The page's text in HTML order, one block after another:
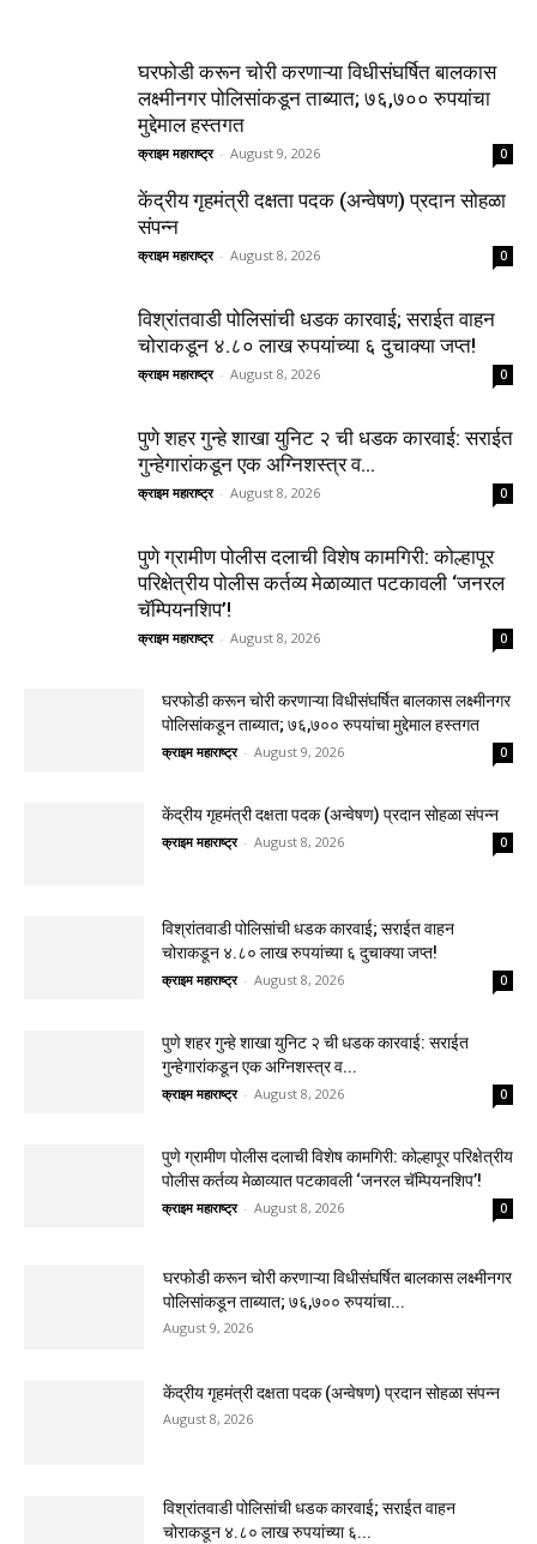
घरफोडी करून चोरी करणाऱ्या विधीसंघर्षित बालकास
लक्ष्मीनगर पोलिसांकडून ताब्यात; ७६,७०० रुपयांचा
मुद्देमाल हस्तगत
क्राइम महाराष्ट्र - August 9, 2026 0
केंद्रीय गृहमंत्री दक्षता पदक (अन्वेषण) प्रदान सोहळा
संपन्न
क्राइम महाराष्ट्र - August 8, 2026 0
विश्रांतवाडी पोलिसांची धडक कारवाई; सराईत वाहन
चोराकडून ४.८० लाख रुपयांच्या ६ दुचाक्या जप्त!
क्राइम महाराष्ट्र - August 8, 2026 0
पुणे शहर गुन्हे शाखा युनिट २ ची धडक कारवाई: सराईत
गुन्हेगारांकडून एक अग्निशस्त्र व...
क्राइम महाराष्ट्र - August 8, 2026 0
पुणे ग्रामीण पोलीस दलाची विशेष कामगिरी: कोल्हापूर
परिक्षेत्रीय पोलीस कर्तव्य मेळाव्यात पटकावली ‘जनरल
चॅम्पियनशिप’!
क्राइम महाराष्ट्र - August 8, 2026 0
घरफोडी करून चोरी करणाऱ्या विधीसंघर्षित बालकास लक्ष्मीनगर
पोलिसांकडून ताब्यात; ७६,७०० रुपयांचा मुद्देमाल हस्तगत
क्राइम महाराष्ट्र - August 9, 2026 0
केंद्रीय गृहमंत्री दक्षता पदक (अन्वेषण) प्रदान सोहळा संपन्न
क्राइम महाराष्ट्र - August 8, 2026 0
विश्रांतवाडी पोलिसांची धडक कारवाई; सराईत वाहन
चोराकडून ४.८० लाख रुपयांच्या ६ दुचाक्या जप्त!
क्राइम महाराष्ट्र - August 8, 2026 0
पुणे शहर गुन्हे शाखा युनिट २ ची धडक कारवाई: सराईत
गुन्हेगारांकडून एक अग्निशस्त्र व...
क्राइम महाराष्ट्र - August 8, 2026 0
पुणे ग्रामीण पोलीस दलाची विशेष कामगिरी: कोल्हापूर परिक्षेत्रीय
पोलीस कर्तव्य मेळाव्यात पटकावली ‘जनरल चॅम्पियनशिप’!
क्राइम महाराष्ट्र - August 8, 2026 0
घरफोडी करून चोरी करणाऱ्या विधीसंघर्षित बालकास लक्ष्मीनगर
पोलिसांकडून ताब्यात; ७६,७०० रुपयांचा...
August 9, 2026
केंद्रीय गृहमंत्री दक्षता पदक (अन्वेषण) प्रदान सोहळा संपन्न
August 8, 2026
विश्रांतवाडी पोलिसांची धडक कारवाई; सराईत वाहन
चोराकडून ४.८० लाख रुपयांच्या ६...